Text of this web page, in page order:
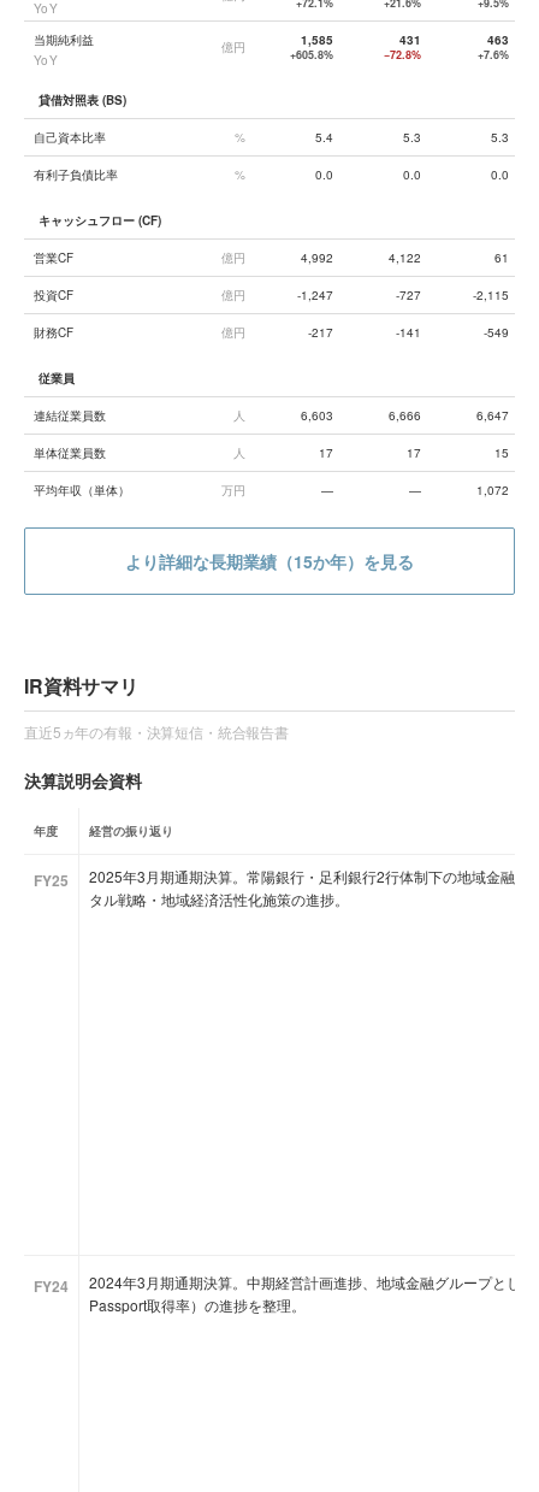
YoY
当期純利益
YoY
億円 1,585
+605.8%
431
−72.8%
463
+7.6%
貸借対照表 (BS)
自己資本比率 % 5.4 5.3 5.3
有利子負債比率 % 0.0 0.0 0.0
キャッシュフロー (CF)
営業CF 億円 4,992 4,122 61
投資CF 億円 -1,247 -727 -2,115
財務CF 億円 -217 -141 -549
従業員
連結従業員数 人 6,603 6,666 6,647
単体従業員数 人 17 17 15
平均年収（単体） 万円 — — 1,072
より詳細な長期業績（15か年）を見る
IR資料サマリ
直近5ヵ年の有報・決算短信・統合報告書
決算説明会資料
年度 経営の振り返り
FY25
2025年3月期通期決算。常陽銀行・足利銀行2行体制下の地域金融機
タル戦略・地域経済活性化施策の進捗。
FY24
2024年3月期通期決算。中期経営計画進捗、地域金融グループとし
Passport取得率）の進捗を整理。